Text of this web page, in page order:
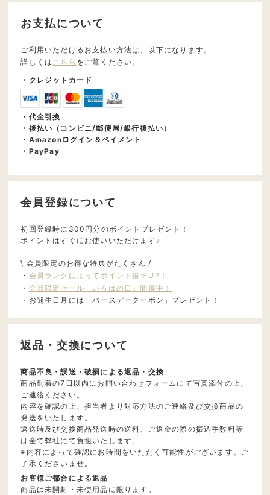
お支払について
ご利用いただけるお支払い方法は、以下になります。
詳しくは こちら をご覧ください。
・クレジットカード
・代金引換
・後払い（コンビニ/郵便局/銀行後払い）
・Amazonログイン＆ペイメント
・PayPay
会員登録について
初回登録時に300円分のポイントプレゼント！
ポイントはすぐにお使いいただけます♩
\ 会員限定のお得な特典がたくさん /
・ 会員ランクによってポイント倍率UP！
・ 会員限定セール「いろはの日」開催中！
・お誕生日月には「バースデークーポン」プレゼント！
返品・交換について
商品不良・誤送・破損による返品・交換
商品到着の7日以内にお問い合わせフォームにて写真添付の上、
ご連絡ください。
内容を確認の上、担当者より対応方法のご連絡及び交換商品の
発送をいたします。
返送時及び交換商品発送時の送料、ご返金の際の振込手数料等
は全て弊社にて負担いたします。
※内容によって確認にお時間をいただく可能性がございます。ご
了承くださいませ。
お客様ご都合による返品
商品は未開封・未使用品に限ります。